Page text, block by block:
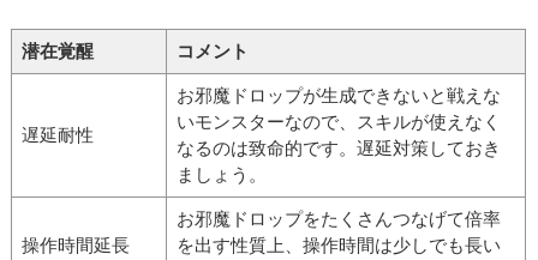
潜在覚醒 コメント
遅延耐性
お邪魔ドロップが生成できないと戦えな
いモンスターなので、スキルが使えなく
なるのは致命的です。遅延対策しておき
ましょう。
操作時間延長
お邪魔ドロップをたくさんつなげて倍率
を出す性質上、操作時間は少しでも長い